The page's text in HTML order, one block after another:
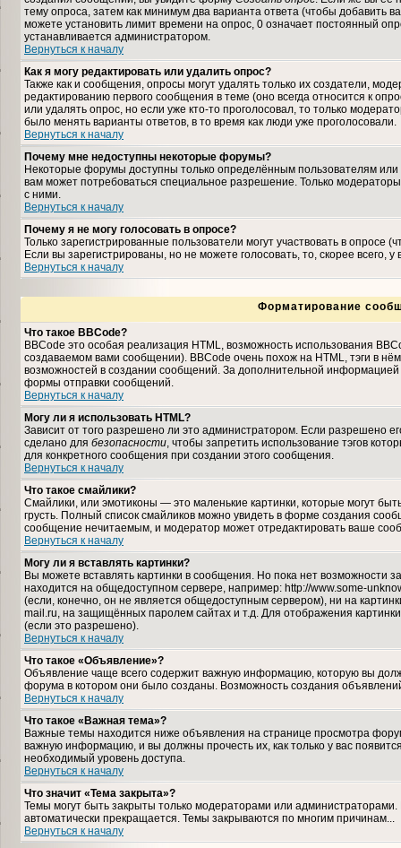
тему опроса, затем как минимум два варианта ответа (чтобы добавить
можете установить лимит времени на опрос, 0 означает постоянный
устанавливается администратором.
Вернуться к началу
Как я могу редактировать или удалить опрос?
Также как и сообщения, опросы могут удалять только их создатели,
редактированию первого сообщения в теме (оно всегда относится к
или удалять опрос, но если уже кто-то проголосовал, то только
было менять варианты ответов, в то время как люди уже проголосовали.
Вернуться к началу
Почему мне недоступны некоторые форумы?
Некоторые форумы доступны только определённым пользователям
вам может потребоваться специальное разрешение. Только
с ними.
Вернуться к началу
Почему я не могу голосовать в опросе?
Только зарегистрированные пользователи могут участвовать в
Если вы зарегистрированы, но не можете голосовать, то, скорее всего,
Вернуться к началу
Форматирование
Что такое BBCode?
BBCode это особая реализация HTML, возможность использования
создаваемом вами сообщении). BBCode очень похож на HTML, тэги в
возможностей в создании сообщений. За дополнительной
формы отправки сообщений.
Вернуться к началу
Могу ли я использовать HTML?
Зависит от того разрешено ли это администратором. Если разрешено
сделано для безопасности, чтобы запретить использование тэгов
для конкретного сообщения при создании этого сообщения.
Вернуться к началу
Что такое смайлики?
Смайлики, или эмотиконы — это маленькие картинки, которые могут
грусть. Полный список смайликов можно увидеть в форме создания
сообщение нечитаемым, и модератор может отредактировать ваше
Вернуться к началу
Могу ли я вставлять картинки?
Вы можете вставлять картинки в сообщения. Но пока нет возможности
находится на общедоступном сервере, например: http://www.some-
(если, конечно, он не является общедоступным сервером), ни на
mail.ru, на защищённых паролем сайтах и т.д. Для отображения
(если это разрешено).
Вернуться к началу
Что такое «Объявление»?
Объявление чаще всего содержит важную информацию, которую вы
форума в котором они было созданы. Возможность создания
Вернуться к началу
Что такое «Важная тема»?
Важные темы находится ниже объявления на странице просмотра
важную информацию, и вы должны прочесть их, как только у вас
необходимый уровень доступа.
Вернуться к началу
Что значит «Тема закрыта»?
Темы могут быть закрыты только модераторами или
автоматически прекращается. Темы закрываются по многим причинам...
Вернуться к началу